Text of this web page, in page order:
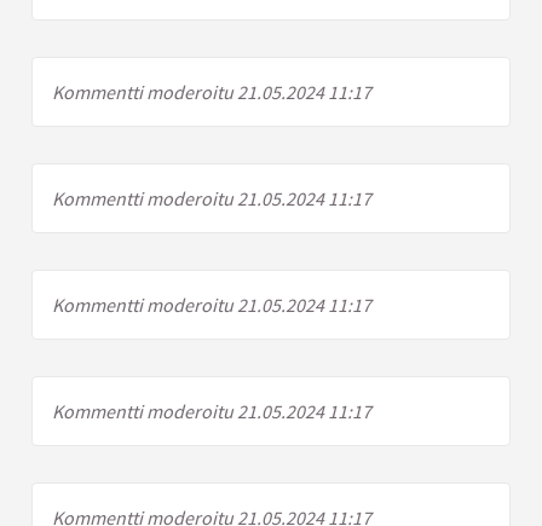
Kommentti moderoitu 21.05.2024 11:17
Kommentti moderoitu 21.05.2024 11:17
Kommentti moderoitu 21.05.2024 11:17
Kommentti moderoitu 21.05.2024 11:17
Kommentti moderoitu 21.05.2024 11:17